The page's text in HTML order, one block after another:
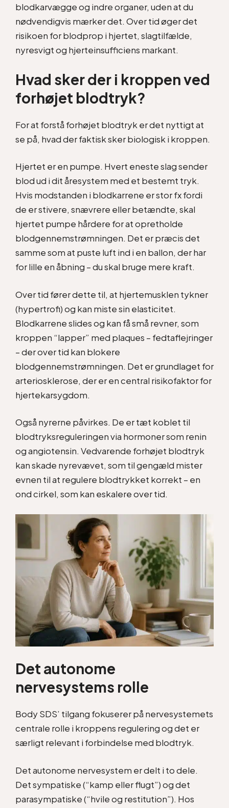
blodkarvægge og indre organer, uden at du
nødvendigvis mærker det. Over tid øger det
risikoen for blodprop i hjertet, slagtilfælde,
nyresvigt og hjerteinsufficiens markant.
Hvad sker der i kroppen ved
forhøjet blodtryk?
For at forstå forhøjet blodtryk er det nyttigt at
se på, hvad der faktisk sker biologisk i kroppen.
Hjertet er en pumpe. Hvert eneste slag sender
blod ud i dit åresystem med et bestemt tryk.
Hvis modstanden i blodkarrene er stor fx fordi
de er stivere, snævrere eller betændte, skal
hjertet pumpe hårdere for at opretholde
blodgennemstrømningen. Det er præcis det
samme som at puste luft ind i en ballon, der har
for lille en åbning – du skal bruge mere kraft.
Over tid fører dette til, at hjertemusklen tykner
(hypertrofi) og kan miste sin elasticitet.
Blodkarrene slides og kan få små revner, som
kroppen “lapper” med plaques – fedtaflejringer
– der over tid kan blokere
blodgennemstrømningen. Det er grundlaget for
arteriosklerose, der er en central risikofaktor for
hjertekarsygdom.
Også nyrerne påvirkes. De er tæt koblet til
blodtryksreguleringen via hormoner som renin
og angiotensin. Vedvarende forhøjet blodtryk
kan skade nyrevævet, som til gengæld mister
evnen til at regulere blodtrykket korrekt – en
ond cirkel, som kan eskalere over tid.
Det autonome
nervesystems rolle
Body SDS’ tilgang fokuserer på nervesystemets
centrale rolle i kroppens regulering og det er
særligt relevant i forbindelse med blodtryk.
Det autonome nervesystem er delt i to dele.
Det sympatiske (“kamp eller flugt”) og det
parasympatiske (“hvile og restitution”). Hos